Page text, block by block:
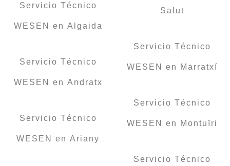
Servicio Técnico
WESEN en Algaida
Servicio Técnico
WESEN en Andratx
Servicio Técnico
WESEN en Ariany
Salut
Servicio Técnico
WESEN en Marratxí
Servicio Técnico
WESEN en Montuïri
Servicio Técnico